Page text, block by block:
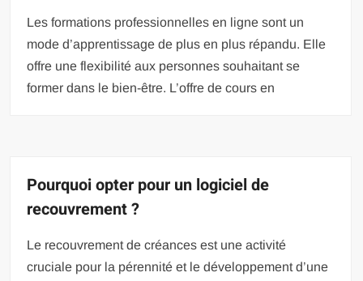
Les formations professionnelles en ligne sont un
mode d’apprentissage de plus en plus répandu. Elle
offre une flexibilité aux personnes souhaitant se
former dans le bien-être. L’offre de cours en
Pourquoi opter pour un logiciel de
recouvrement ?
Le recouvrement de créances est une activité
cruciale pour la pérennité et le développement d’une